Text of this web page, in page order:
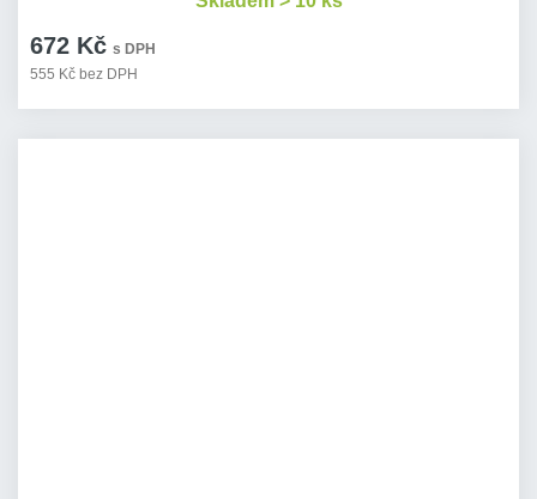
672 Kč s DPH
555 Kč bez DPH